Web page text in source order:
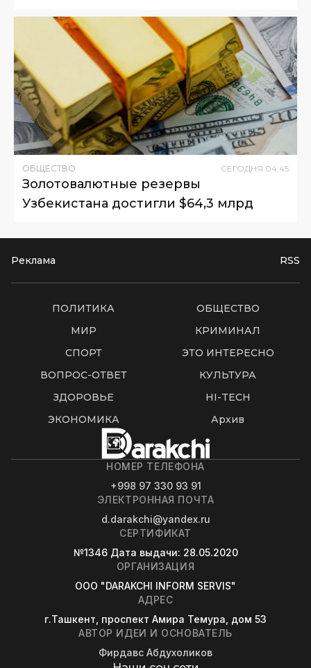
ОБЩЕСТВО СЕГОДНЯ 04:45
Золотовалютные резервы
Узбекистана достигли $64,3 млрд
Реклама RSS
ПОЛИТИКА
ОБЩЕСТВО
МИР
КРИМИНАЛ
СПОРТ
ЭТО ИНТЕРЕСНО
ВОПРОС-ОТВЕТ
КУЛЬТУРА
ЗДОРОВЬЕ
HI-TECH
ЭКОНОМИКА
Архив
НОМЕР ТЕЛЕФОНА
+998 97 330 93 91
ЭЛЕКТРОННАЯ ПОЧТА
d.darakchi@yandex.ru
СЕРТИФИКАТ
№1346 Дата выдачи: 28.05.2020
ОРГАНИЗАЦИЯ
OOO "DARAKCHI INFORM SERVIS"
АДРЕС
г.Ташкент, проспект Амира Темура, дом 53
АВТОР ИДЕИ И ОСНОВАТЕЛЬ
Фирдавс Абдухоликов